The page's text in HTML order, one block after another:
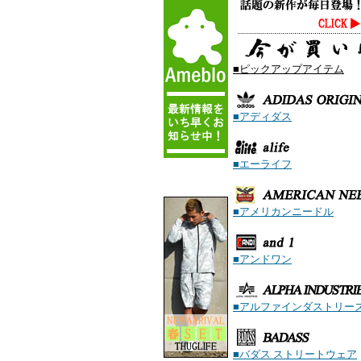
■ ピックアップアイテム
■アディダス
■エーライフ
■アメリカンニードル
■アンドワン
■アルファインダストリー
■バダス ストリートウェア